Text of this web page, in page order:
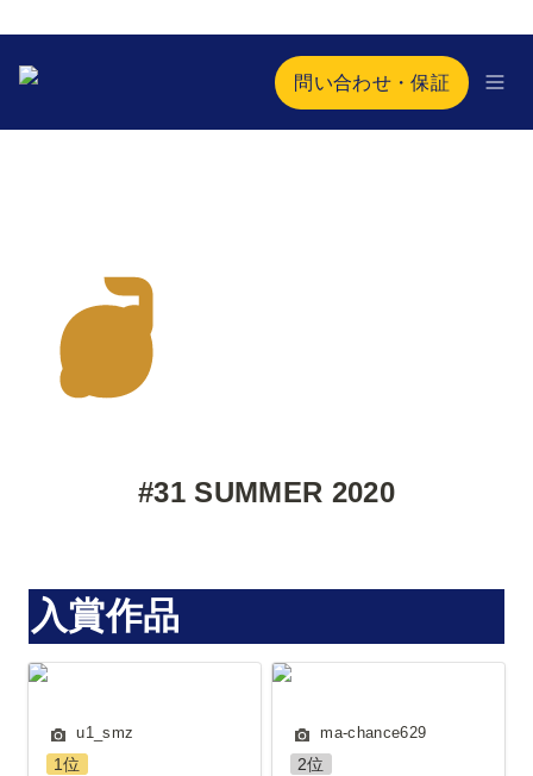
問い合わせ・保証
#31 SUMMER 2020
入賞作品
u1_smz
u1_smz
1位
ma-chance629
ma-chance629
2位